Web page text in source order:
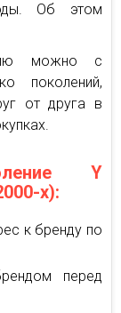
Об этом
можно с
поколений,
от друга в
Y
х):
к бренду по
перед